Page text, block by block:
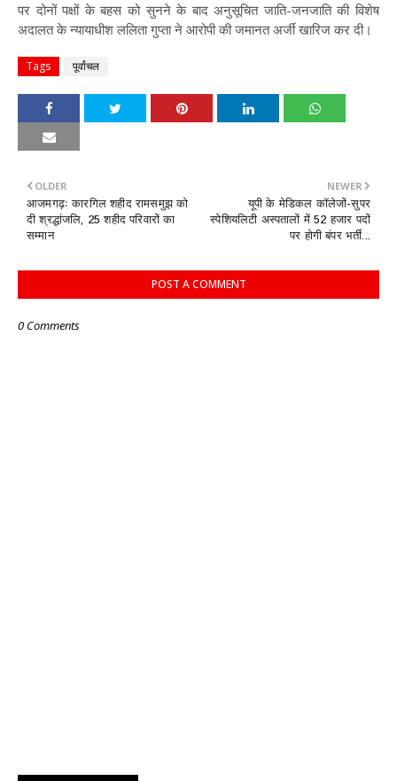
पर दोनों पक्षों के बहस को सुनने के बाद अनुसूचित जाति-जनजाति की विशेष
अदालत के न्यायाधीश ललिता गुप्ता ने आरोपी की जमानत अर्जी खारिज कर दी।
Tags पूर्वांचल
NEWER
यूपी के मेडिकल कॉलेजों-सुपर
स्पेशियलिटी अस्पतालों में 52 हजार पदों
पर होगी बंपर भर्ती...
OLDER
आजमगढ़ः कारगिल शहीद रामसमुझ को
दी श्रद्धांजलि, 25 शहीद परिवारों का
सम्मान
POST A COMMENT
0 Comments